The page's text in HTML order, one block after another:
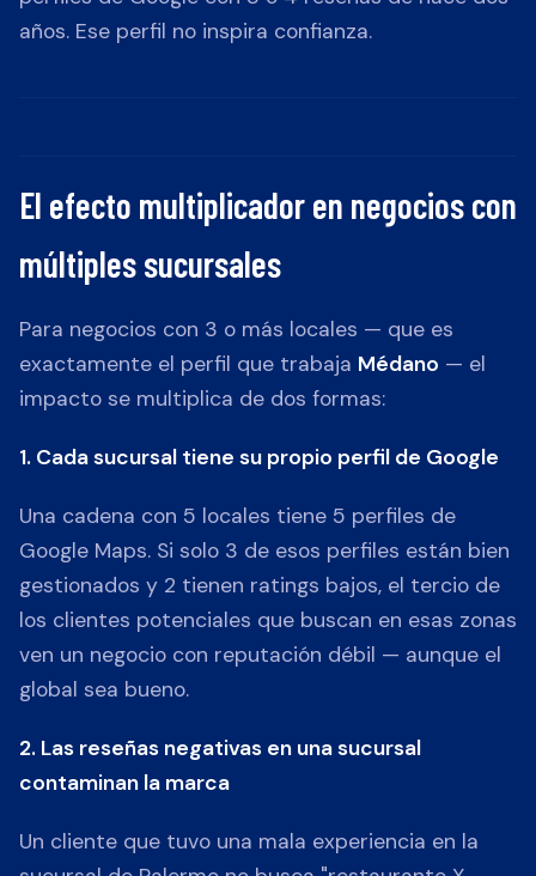
años. Ese perfil no inspira confianza.
El efecto multiplicador en negocios con
múltiples sucursales
Para negocios con 3 o más locales — que es
exactamente el perfil que trabaja Médano — el
impacto se multiplica de dos formas:
1. Cada sucursal tiene su propio perfil de Google
Una cadena con 5 locales tiene 5 perfiles de
Google Maps. Si solo 3 de esos perfiles están bien
gestionados y 2 tienen ratings bajos, el tercio de
los clientes potenciales que buscan en esas zonas
ven un negocio con reputación débil — aunque el
global sea bueno.
2. Las reseñas negativas en una sucursal
contaminan la marca
Un cliente que tuvo una mala experiencia en la